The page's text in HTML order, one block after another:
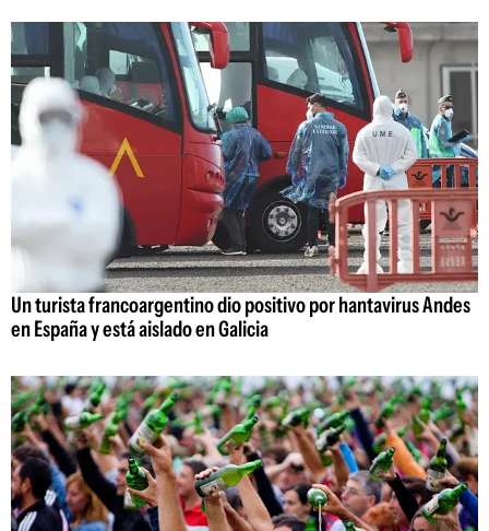
Un turista francoargentino dio positivo por hantavirus Andes
en España y está aislado en Galicia